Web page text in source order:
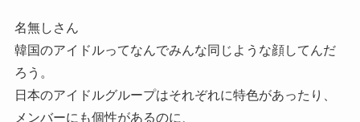
名無しさん
韓国のアイドルってなんでみんな同じような顔してんだ
ろう。
日本のアイドルグループはそれぞれに特色があったり、
メンバーにも個性があるのに、